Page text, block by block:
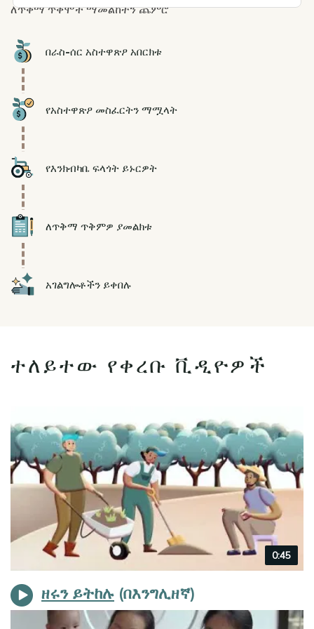
ለጥቅማ ጥቅሞች ማመልከትን ጨምሮ
Icon በራስ-ሰር አስተዋጽዖ አበርክቱ
Icon የአስተዋጽዖ መስፈርትን ማሟላት
Icon የእንክብካቤ ፍላጎት ይኑርዎት
Icon ለጥቅማ ጥቅምዎ ያመልክቱ
Icon አገልግሎቶችን ይቀበሉ
ተለይተው የቀረቡ ቪዲዮዎች
Video
duration
0:45
ዘሩን ይትከሉ